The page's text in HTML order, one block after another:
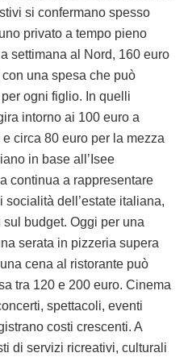
si confermano spesso
privato a tempo pieno
settimana al Nord, 160 euro
una spesa che può
ogni figlio. In quelli
intorno ai 100 euro a
circa 80 euro per la mezza
in base all’Isee
continua a rappresentare
dell’estate italiana,
budget. Oggi per una
serata in pizzeria supera
cena al ristorante può
tra 120 e 200 euro. Cinema
spettacoli, eventi
costi crescenti. A
di servizi ricreativi, culturali